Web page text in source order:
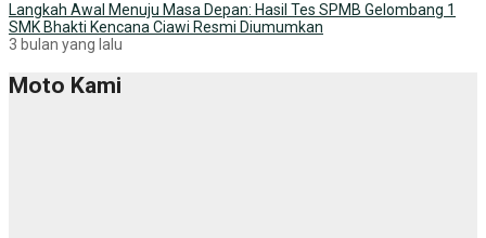
Langkah Awal Menuju Masa Depan: Hasil Tes SPMB Gelombang 1
SMK Bhakti Kencana Ciawi Resmi Diumumkan
3 bulan yang lalu
Moto Kami